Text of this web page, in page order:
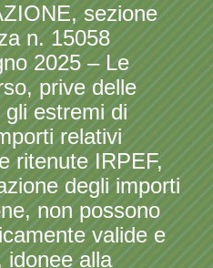
sezione
n. 15058
2025 – Le
prive delle
estremi di
relativi
ritenute IRPEF,
degli importi
non possono
valide e
idonee alla